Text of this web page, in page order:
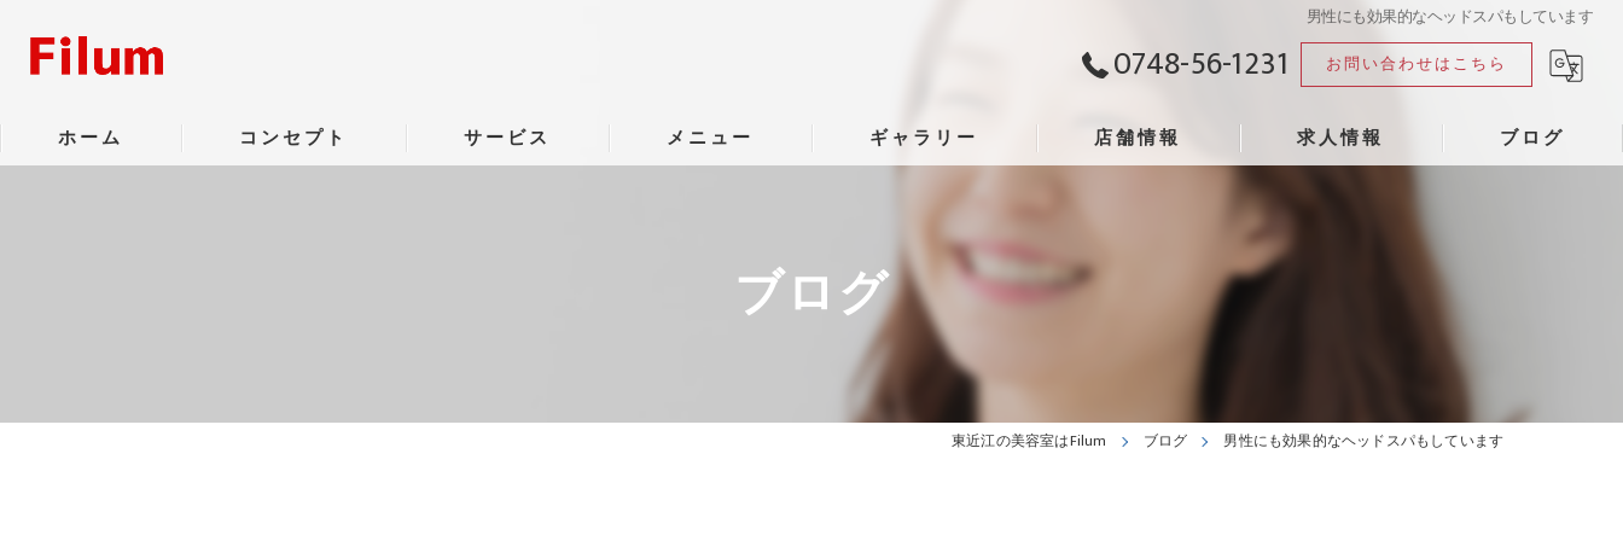
男性にも効果的なヘッドスパもしています
0748-56-1231 お問い合わせはこちら
ホーム コンセプト サービス メニュー ギャラリー 店舗情報 求人情報 ブログ
ブログ
東近江の美容室はFilum ブログ 男性にも効果的なヘッドスパもしています